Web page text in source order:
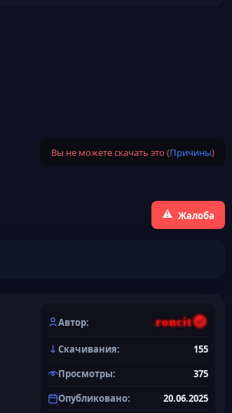
Вы не можете скачать это (Причины)
Жалоба
Автор roncit
Скачивания
155
Просмотры
375
Опубликовано
20.06.2025